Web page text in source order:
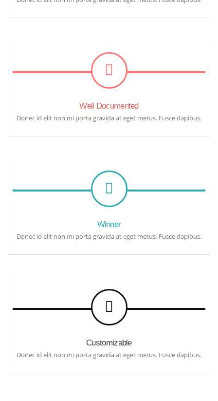
Well Documented
Donec id elit non mi porta gravida at eget metus. Fusce dapibus.
Winner
Donec id elit non mi porta gravida at eget metus. Fusce dapibus.
Customizable
Donec id elit non mi porta gravida at eget metus. Fusce dapibus.